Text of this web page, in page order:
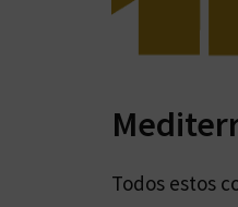
Todos estos